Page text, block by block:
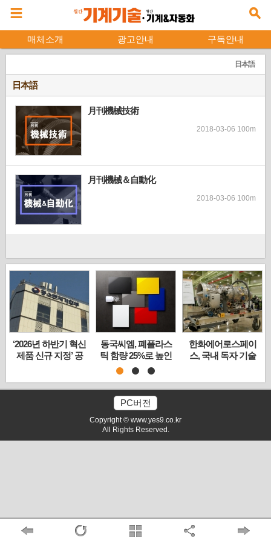
매체소개 광고안내 구독안내
日本語
日本語
月刊機械技術
2018-03-06 100m
月刊機械＆自動化
2018-03-06 100m
‘2026년 하반기 혁신
제품 신규 지정’ 공
동국씨엠, 폐플라스
틱 함량 25%로 높인
‘친환경 컬러강판’
한화에어로스페이
스, 국내 독자 기술
PC버전
Copyright © www.yes9.co.kr
All Rights Reserved.